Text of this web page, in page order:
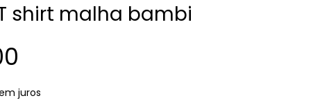
T shirt malha bambi
juros